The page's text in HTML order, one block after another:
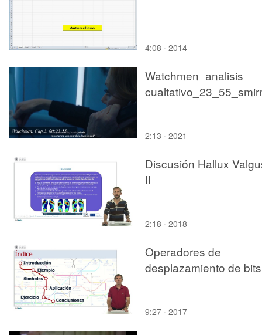
4:08 · 2014
Watchmen_analisis
2:13 · 2021
Discusión Hallux
II
2:18 · 2018
Operadores de
desplazamiento de bits
9:27 · 2017